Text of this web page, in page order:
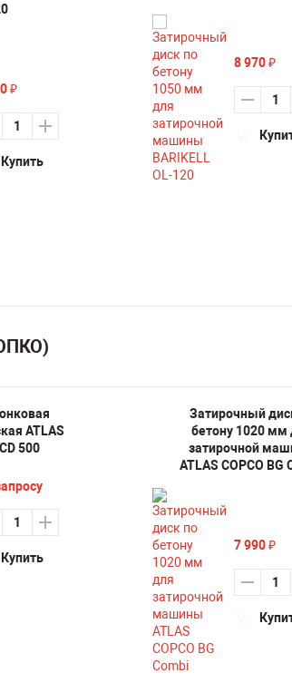
₽
Купить
8 970 ₽
ATLAS
500
Купить
Затирочный
бетону 1020 мм
затирочной
ATLAS COPCO BG
7 990 ₽